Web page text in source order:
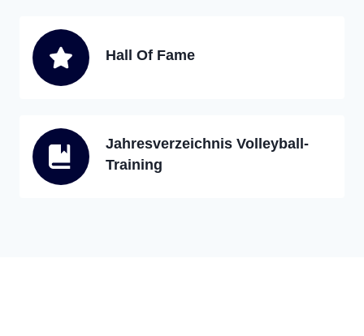
Hall Of Fame
Jahresverzeichnis Volleyball-
Training